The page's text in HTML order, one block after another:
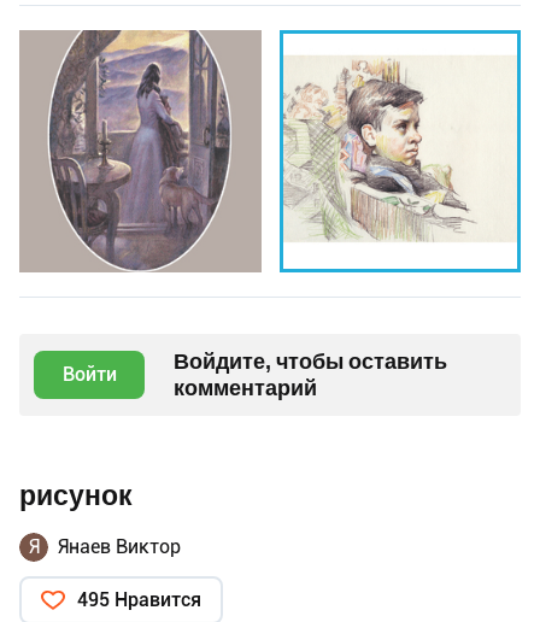
Войти
Войдите, чтобы оставить
комментарий
рисунок
Я Янаев Виктор
495 Нравится